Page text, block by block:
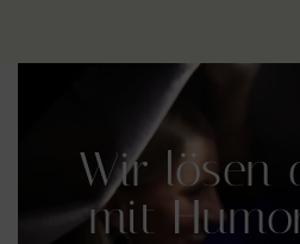
Wir lösen
mit